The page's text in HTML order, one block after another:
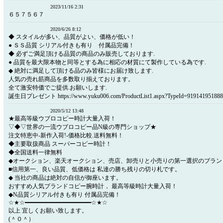
2023/11/16 2:31
６５７５６７
2020/6/26 8:12
◆ スタイルが多い、品質がよい、価格が低い！
● ＳＳ品質 シリアル付きも有り 付属品完備！
◆ 必ずご満足頂ける品質の商品のみ販売しております.
● 品質を最大限本物と同等とする為に相応の材質にて製作している為です.
◆ 絶対に満足して頂ける品のみ皆様にお届け致します.
人気の売れ筋商品を多数取り揃えております。
全て激安特価でご提供.お願いします.
誕生日プレゼント https://www.yuku006.com/
2020/5/12 13:48
★最高等級ウブロコピー時計大量入荷！
▽◆▽世界の一流ウブロコピー品N級の専門ショップ★
注文特恵中-新作入荷!-価格比較.送料無料！
◆主要取扱商品 スーパーコピー時計！
◆全国送料一律無料
◆オークション、楽天オークション、売店、卸売りと小売りの第一選択のブラン
■信用第一、良い品質、低価格は 私達の勝ち残りの切り札です。
◆ 当社の商品は絶対の自信が御座います。
おすすめ人気ブランドコピー腕時計， 最高等級時計大量入荷！
◆N品質シリアル付きも有り 付属品完備！
☆★☆━━━━━━━━━━━━━━━━━━━☆★☆
以上 宜しくお願い致します。
(＾０＾）